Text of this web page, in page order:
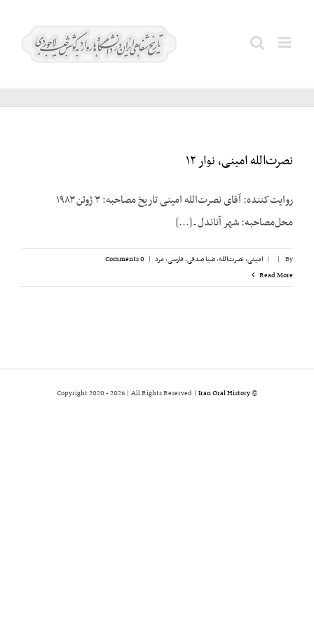
عطایی؛
نصرت‌الله امینی، نوار ۱۲
روایت‌کننده: آقای نصرت‌الله امینی تاریخ مصاحبه: ۳ ژوئن ۱۹۸۳
محل‌مصاحبه: شهر آناندل ـ [...]
By
|
| امینی، نصرت‌الله,ضیا صدقی,فارسی,مرد |
0 Comments
Read More
© Copyright 2020 -
2026 | All Rights Reserved | Iran Oral History